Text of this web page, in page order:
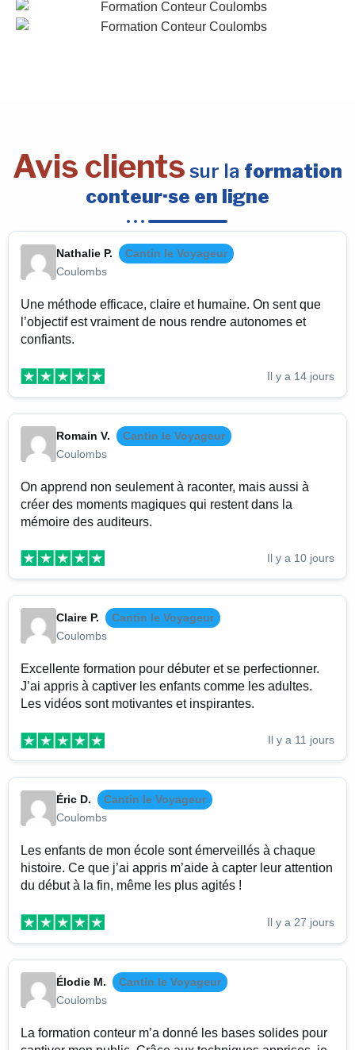
Avis clients sur la formation
conteur·se en ligne
Nathalie P.
Cantin le Voyageur
Coulombs
Une méthode efficace, claire et humaine. On sent que
l’objectif est vraiment de nous rendre autonomes et
confiants.
Il y a 14 jours
Romain V.
Cantin le Voyageur
Coulombs
On apprend non seulement à raconter, mais aussi à
créer des moments magiques qui restent dans la
mémoire des auditeurs.
Il y a 10 jours
Claire P.
Cantin le Voyageur
Coulombs
Excellente formation pour débuter et se perfectionner.
J’ai appris à captiver les enfants comme les adultes.
Les vidéos sont motivantes et inspirantes.
Il y a 11 jours
Éric D.
Cantin le Voyageur
Coulombs
Les enfants de mon école sont émerveillés à chaque
histoire. Ce que j’ai appris m’aide à capter leur attention
du début à la fin, même les plus agités !
Il y a 27 jours
Élodie M.
Cantin le Voyageur
Coulombs
La formation conteur m’a donné les bases solides pour